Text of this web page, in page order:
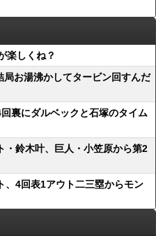
楽しくね？
お湯沸かしてタービン回すんだ
裏にダルベックと石塚のタイム
・鈴木叶、巨人・小笠原から第2
、4回表1アウト二三塁からモン